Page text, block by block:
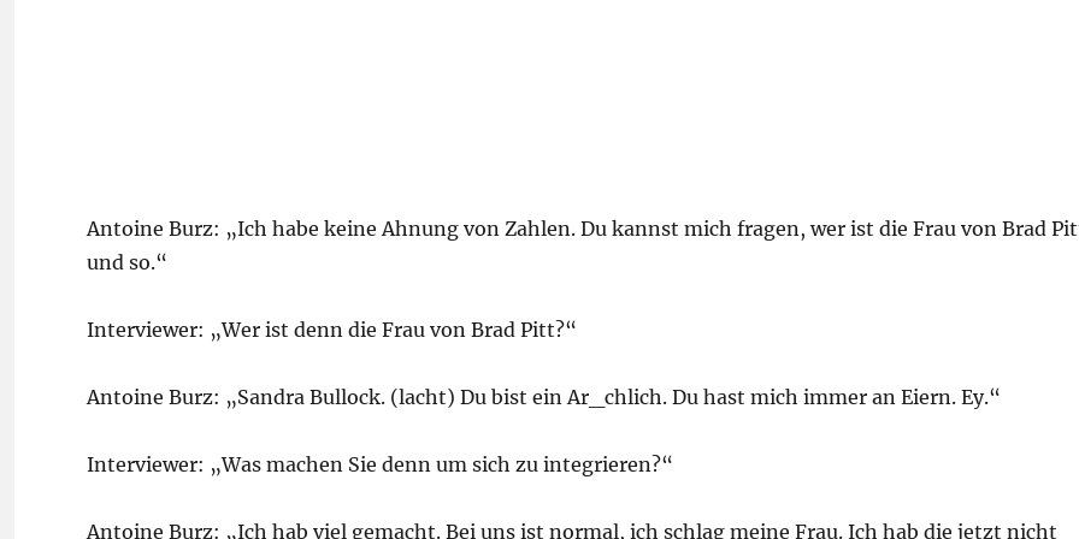
Antoine Burz: „Ich habe keine Ahnung von Zahlen. Du kannst mich fragen, wer ist die Frau von Brad
und so.“
Interviewer: „Wer ist denn die Frau von Brad Pitt?“
Antoine Burz: „Sandra Bullock. (lacht) Du bist ein Ar_chlich. Du hast mich immer an Eiern. Ey.“
Interviewer: „Was machen Sie denn um sich zu integrieren?“
Antoine Burz: „Ich hab viel gemacht. Bei uns ist normal, ich schlag meine Frau. Ich hab die jetzt nicht